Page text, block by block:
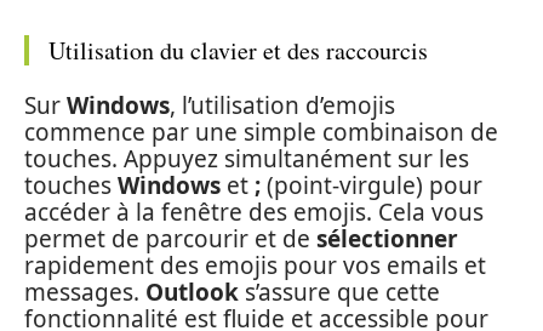
Utilisation du clavier et des raccourcis
SurWindows, l’utilisation d’emojis
commence par une simple combinaison de
touches. Appuyez simultanément sur les
touchesWindows et ;(point-virgule) pour
accéder à la fenêtre des emojis. Cela vous
permet de parcourir et de sélectionner
rapidement des emojis pour vos emails et
messages. Outlook s’assure que cette
fonctionnalité est fluide et accessible pour